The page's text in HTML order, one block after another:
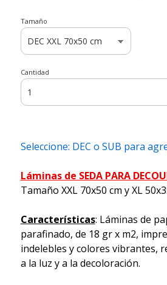
Tamaño
Cantidad
Seleccione: DEC o SUB para
Láminas de SEDA PARA
Tamaño XXL 70x50 cm y XL
Características: Láminas de
parafinado, de 18 gr x m2,
indelebles y colores vibrantes,
a la luz y a la decoloración.